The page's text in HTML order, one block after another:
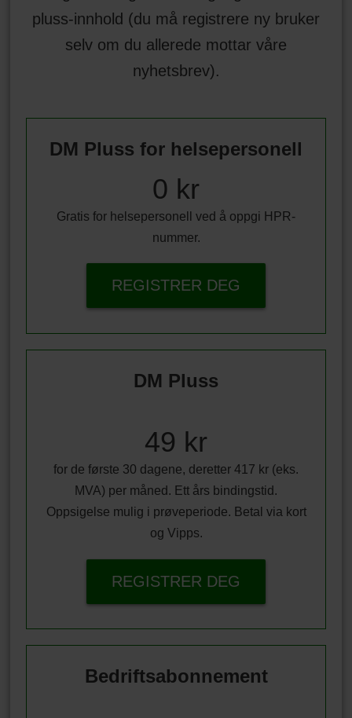
pluss-innhold (du må registrere ny bruker
selv om du allerede mottar våre
nyhetsbrev).
DM Pluss for helsepersonell
0 kr
Gratis for helsepersonell ved å oppgi HPR-
nummer.
REGISTRER DEG
DM Pluss
49 kr
for de første 30 dagene, deretter 417 kr (eks.
MVA) per måned. Ett års bindingstid.
Oppsigelse mulig i prøveperiode. Betal via kort
og Vipps.
REGISTRER DEG
Bedriftsabonnement